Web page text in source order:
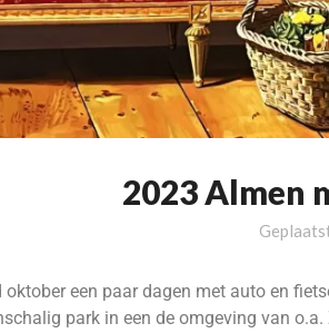
2023 Almen
oktober een paar dagen met auto en
park in een de omgeving van